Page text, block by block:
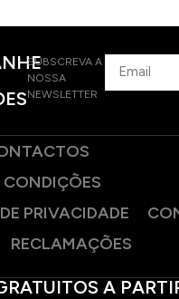
SUBSCREVA A
NOSSA
NEWSLETTER
CONDIÇÕES
PRIVACIDADE
RECLAMAÇÕES
A